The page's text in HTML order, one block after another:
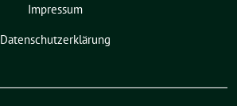
Impressum
Datenschutzerklärung